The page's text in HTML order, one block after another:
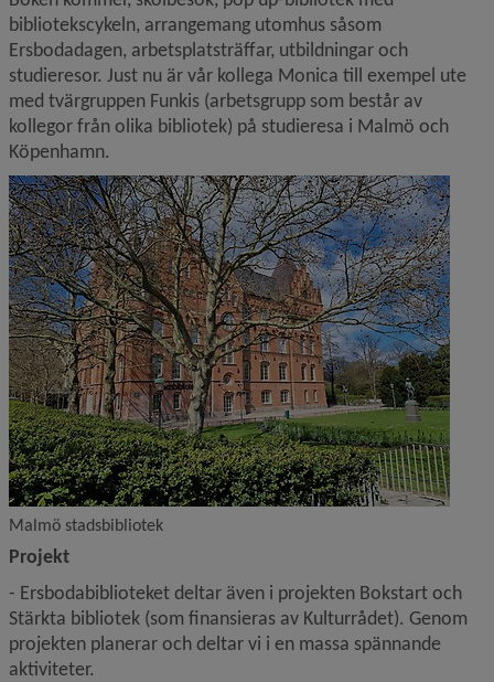
bibliotekscykeln, arrangemang utomhus såsom
Ersbodadagen, arbetsplatsträffar, utbildningar och
studieresor. Just nu är vår kollega Monica till exempel ute
med tvärgruppen Funkis (arbetsgrupp som består av
kollegor från olika bibliotek) på studieresa i Malmö och
Köpenhamn.
Malmö stadsbibliotek
Projekt
- Ersbodabiblioteket deltar även i projekten Bokstart och
Stärkta bibliotek (som finansieras av Kulturrådet). Genom
projekten planerar och deltar vi i en massa spännande
aktiviteter.